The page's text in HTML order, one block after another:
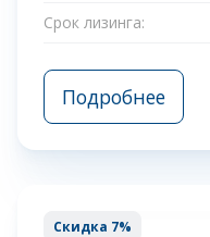
Срок лизинга:
Подробнее
Скидка 7%